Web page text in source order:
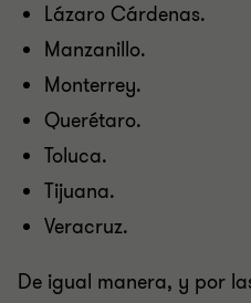
Lázaro Cárdenas.
Manzanillo.
Monterrey.
Querétaro.
Toluca.
Tijuana.
Veracruz.
De igual manera, y por